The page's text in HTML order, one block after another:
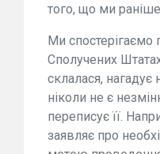
того, що ми
Ми спостерігаємо
Сполучених
склалася, нагадує
ніколи не є
переписує її.
заявляє про